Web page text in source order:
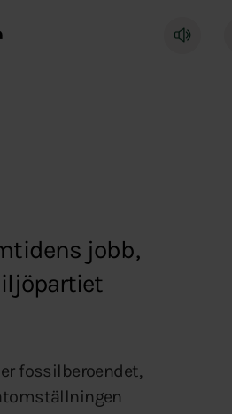
jobb,
fossilberoendet,